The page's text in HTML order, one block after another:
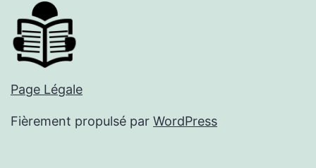
Page Légale
Fièrement propulsé par WordPress